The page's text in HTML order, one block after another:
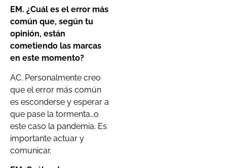
EM. ¿Cuál es el error más
común que, según tu
opinión, están
cometiendo las marcas
en este momento?
AC. Personalmente creo
que el error más común
es esconderse y esperar a
que pase la tormenta…o
este caso la pandemia. Es
importante actuar y
comunicar.